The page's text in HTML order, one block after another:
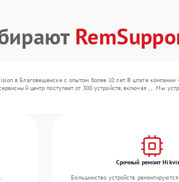
в Благовещенске с опытом более 10 лет. В штате
центр поступает от 300 устройств, включая , , . Мы
Срочный ремонт
Большинство устройств